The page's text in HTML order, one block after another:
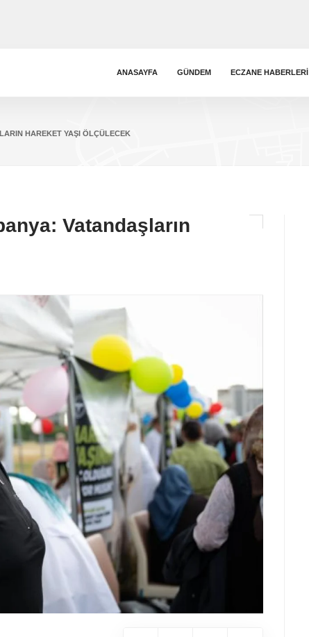
ANASAYFA GÜNDEM ECZANE HABERLERI
HAREKET YAŞI ÖLÇÜLECEK
Vatandaşların
Gündem
Türkiye Sağlık İnovasyonunda
Bölgesel Merkez Olabilir mi?
2026-06-19 12:27:42